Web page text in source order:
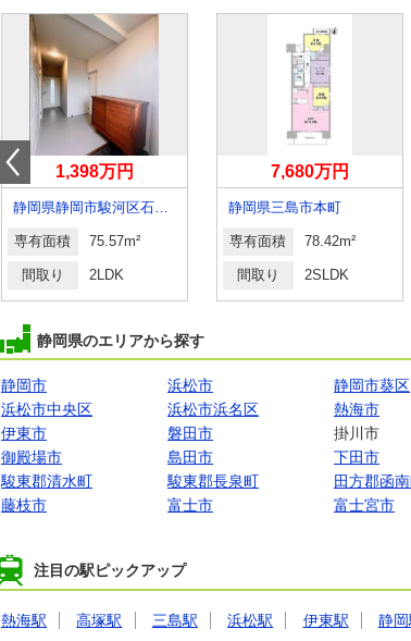
1,398万円
静岡県静岡市駿河区石田３
専有面積 75.57m²
間取り 2LDK
7,680万円
静岡県三島市本町
専有面積 78.42m²
間取り 2SLDK
静岡県のエリアから探す
静岡市 浜松市 静岡市葵区
浜松市中央区
浜松市浜名区 熱海市
伊東市
磐田市 掛川市
御殿場市
島田市 下田市
駿東郡清水町
駿東郡長泉町 田方郡函
藤枝市
富士市 富士宮市
注目の駅ピックアップ
熱海駅 高塚駅 三島駅 浜松駅 伊東駅 静岡